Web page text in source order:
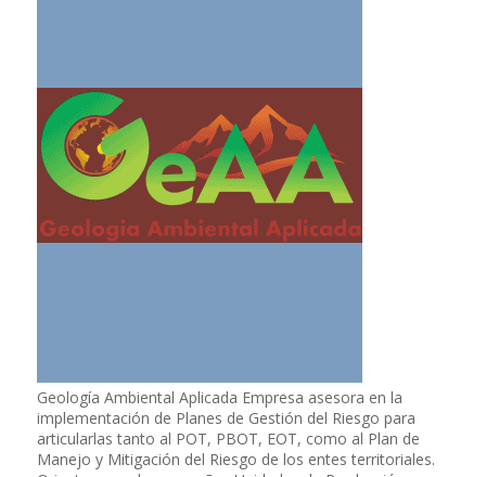
Geología Ambiental Aplicada Empresa asesora en la
implementación de Planes de Gestión del Riesgo para
articularlas tanto al POT, PBOT, EOT, como al Plan de
Manejo y Mitigación del Riesgo de los entes territoriales.